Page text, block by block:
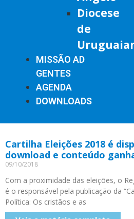
Diocese
de
MISSÃO AD
GENTES
AGENDA
DOWNLOADS
Cartilha Eleições 2018 é
download e conteúdo
09/10/2018
Com a proximidade das eleições, o
é o responsável pela publicação da
Política: Os cristãos e as